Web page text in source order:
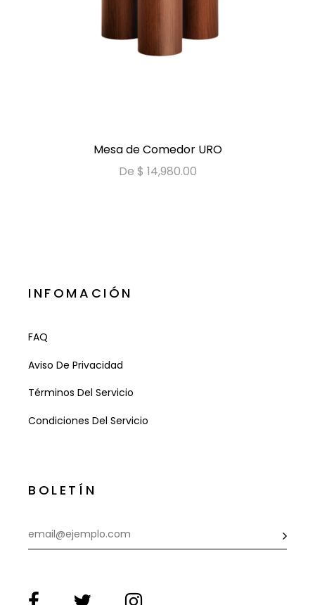
Mesa de Comedor URO
De $ 14,980.00
INFOMACIÓN
FAQ
Aviso De Privacidad
Términos Del Servicio
Condiciones Del Servicio
BOLETÍN